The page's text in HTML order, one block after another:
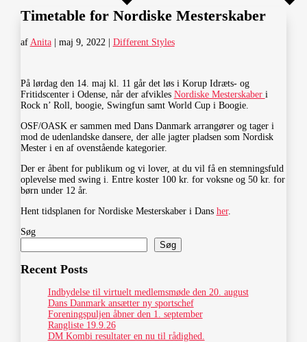
Timetable for Nordiske Mesterskaber
af Anita| maj 9, 2022 Different Styles
På lørdag den 14. maj kl. 11 går det løs i Korup Idræts- og
Fritidscenter i Odense, når der afvikles Nordiske Mesterskaber i
Rock n’ Roll, boogie, Swingfun samt World Cup i Boogie.
OSF/OASK er sammen med Dans Danmark arrangører og tager i
mod de udenlandske dansere, der alle jagter pladsen som Nordisk
Mester i en af ovenstående kategorier.
Der er åbent for publikum og vi lover, at du vil få en stemningsfuld
oplevelse med swing i. Entre koster 100 kr. for voksne og 50 kr. for
børn under 12 år.
Hent tidsplanen for Nordiske Mesterskaber i Dans her.
Søg
Søg
Recent Posts
Indbydelse til virtuelt medlemsmøde den 20. august
Dans Danmark ansætter ny sportschef
Foreningspuljen åbner den 1. september
Rangliste 19.9.26
DM Kombi resultater en nu til rådighed.